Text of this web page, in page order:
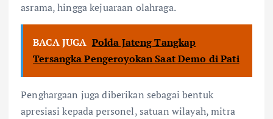
asrama, hingga kejuaraan olahraga.
BACA JUGA Polda Jateng Tangkap
Tersangka Pengeroyokan Saat Demo di Pati
Penghargaan juga diberikan sebagai bentuk
apresiasi kepada personel, satuan wilayah, mitra